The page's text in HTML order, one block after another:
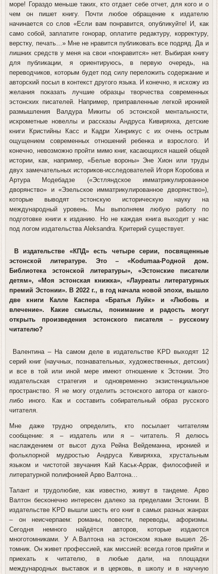
море! Гораздо меньше таких, кто отдает себе отчет, для кого и о
чем он пишет книгу. Почти любое обращение к издателю
начинается со слов «Если вам понравится, опубликуйте! И, как
само собой, заплатите гонорар, оплатите редактуру, корректуру,
верстку, печать…» Мне не нравится публиковать все подряд. Да и
лишних средств у меня на свои «понравится» нет. Выбирая книгу
для публикации, я ориентируюсь, в первую очередь, на
переводчиков, которым будет под силу переложить содержание и
авторский посыл в контекст другого языка. И конечно, я исхожу из
желания показать лучшие образцы творчества современных
эстонских писателей. Например, приправленные легкой иронией
размышления Валдура Микиты об эстонской ментальности,
искрометные новеллы и рассказы Андруса Кивиряхка, детские
книги Кристийны Касс и Кадри Хинрикус с их очень острым
ощущением современных отношений ребенка и взрослого. И
конечно, невозможно пройти мимо книг, касающихся нашей общей
истории, как, например, «Белые вороны» Эне Хион или труды
двух замечательных историков-исследователей Игоря Коробова и
Артура Модебадзе («Эстляндское имматрикулированное
дворянство» и «Эзельское имматрикулированное дворянство»),
которые выводят эстонскую историческую науку на
международный уровень. Мы выполняем любую работу по
подготовке книги к изданию. Но не каждая книга выходит у нас
под логом издательства Aleksandra. Критерий существует.
В издательстве «КПД» есть четыре серии, посвященные
эстонской литературе. Это – «Kodumaa-Родной дом.
Библиотека эстонской литературы», «Эстонские писатели
детям», «Моя эстонская книжка», «Лауреаты литературных
премий Эстонии». В 2022 г., в год начала новой эпохи, вышло
две книги Калле Каспера «Братья Луйк» и «Любовь и
влечение». Какие смыслы, понимание и радость могут
открыть произведения эстонского писателя – русскому
читателю?
Валентина– На самом деле в издательстве KPD выходят 12
серий книг (научных, познавательных, художественных, детских)
и все в той или иной мере имеют отношение к Эстонии. Это
издательская стратегия и одновременно экзистенциальное
пространство. Я не могу отделить эстонского автора от какого-
либо иного. Как и составить собирательный образ русского
читателя.
Мне даже трудно определить, кто посылает читателям
сообщение: я – издатель или я – читатель. Я делюсь
наслаждением от высот духа Рейна Вейдеманна, иронией и
фольклорной мудростью Андруса Кивиряхка, хрустальным
языком и чистотой звучания Кай Каськ-Аррак, философией и
литературной полифонией Арво Валтона…
Талант и трудолюбие, как известно, живут в тандеме. Арво
Валтон бесконечно интересен далеко за пределами Эстонии. В
издательстве KPD вышли шесть его книг в самых разных жанрах
– он неисчерпаем: романы, повести, переводы, афоризмы.
Сегодня немного найдётся авторов, которые издаются
многотомниками. У А.Валтона на эстонском языке вышел 26-
томник. Он живет профессией, как миссией: всегда готов прийти и
приехать к читателю, в любые дали, на площадки
международных выставок и в церковь, в школу и в научную